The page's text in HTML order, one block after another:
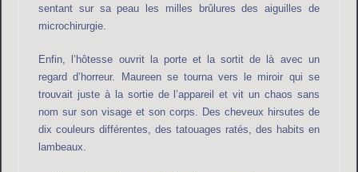
sentant sur sa peau les milles brûlures des aiguilles de
microchirurgie.
Enfin, l’hôtesse ouvrit la porte et la sortit de là avec un
regard d’horreur. Maureen se tourna vers le miroir qui se
trouvait juste à la sortie de l’appareil et vit un chaos sans
nom sur son visage et son corps. Des cheveux hirsutes de
dix couleurs différentes, des tatouages ratés, des habits en
lambeaux.